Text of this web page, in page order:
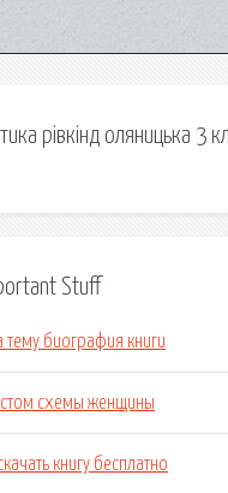
рівкінд оляницька 3
Stuff
тему биография книги
схемы женщины
книгу бесплатно